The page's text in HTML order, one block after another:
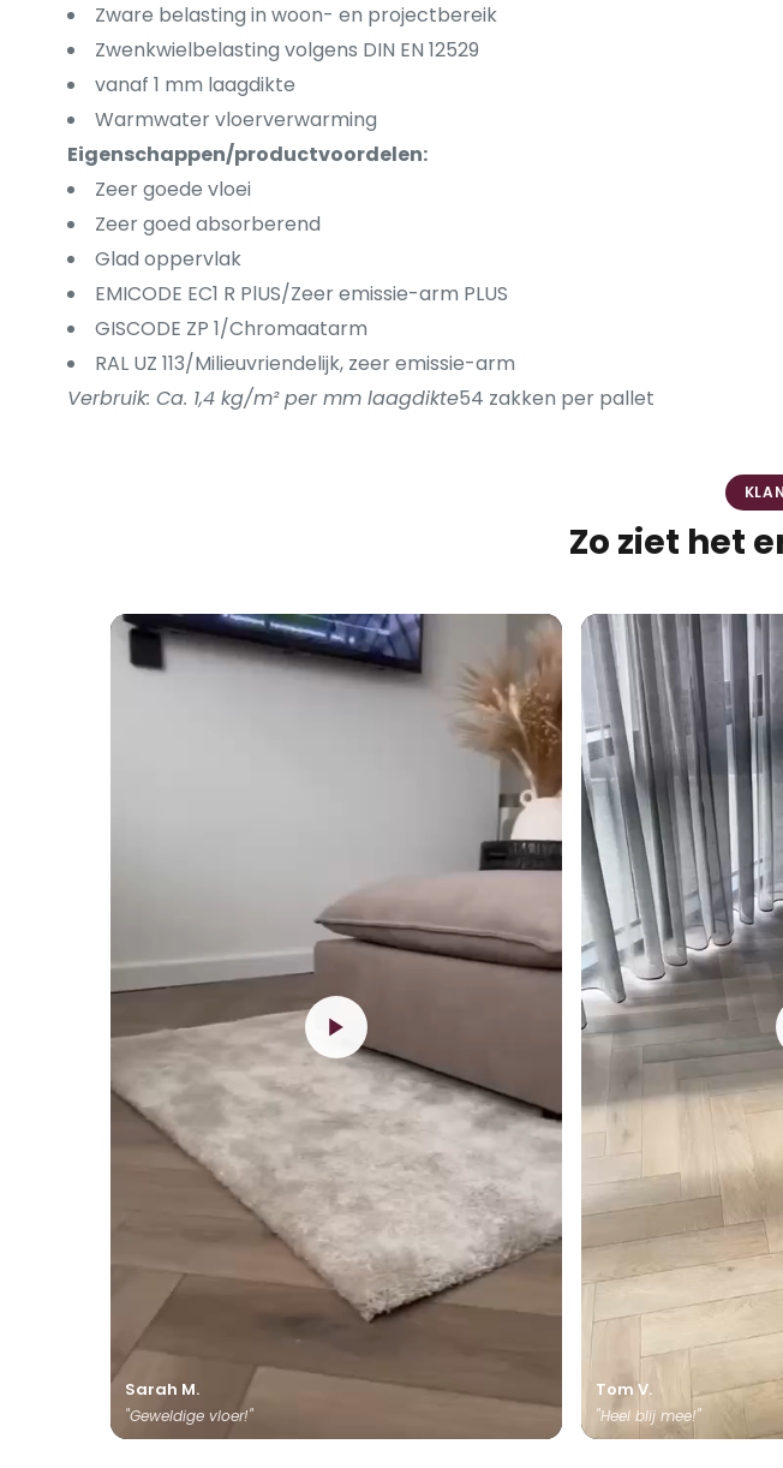
Zware belasting in woon- en projectbereik
Zwenkwielbelasting volgens DIN EN 12529
vanaf 1 mm laagdikte
Warmwater vloerverwarming
Eigenschappen/productvoordelen:
Zeer goede vloei
Zeer goed absorberend
Glad oppervlak
EMICODE EC1 R PlUS/Zeer emissie-arm PLUS
GISCODE ZP 1/Chromaatarm
RAL UZ 113/Milieuvriendelijk, zeer emissie-arm
Verbruik: Ca. 1,4 kg/m² per mm laagdikte54 zakken per pallet
Zo ziet het
Sarah M.
"Geweldige vloer!"
Tom V.
"Heel blij mee!"